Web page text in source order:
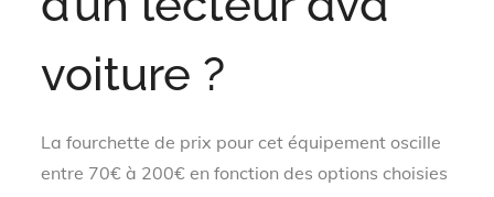
voiture ?
La fourchette de prix pour cet équipement oscille
entre 70€ à 200€ en fonction des options choisies